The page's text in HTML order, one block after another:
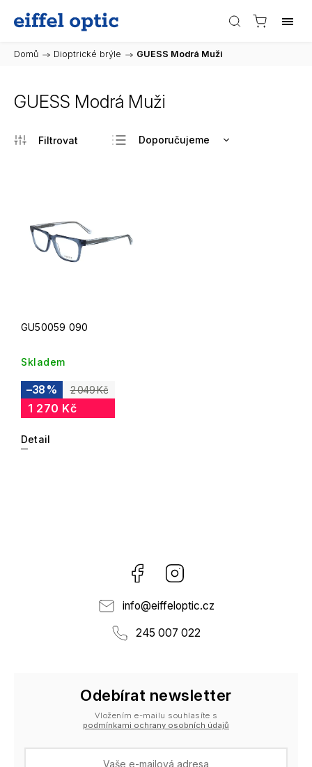
Domů / Dioptrické brýle / GUESS Modrá Muži
GUESS Modrá Muži
Doporučujeme
GU50059 090
Skladem
2 049 Kč
–38 %
1 270 Kč
Detail
Facebook
info@eiffeloptic.cz
245 007 022
Odebírat newsletter
Vložením e-mailu souhlasíte s
podmínkami ochrany osobních údajů